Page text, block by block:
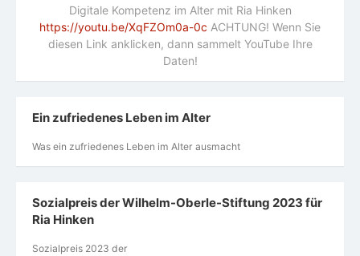
Digitale Kompetenz im Alter mit Ria Hinken
https://youtu.be/XqFZOm0a-0c ACHTUNG! Wenn Sie
diesen Link anklicken, dann sammelt YouTube Ihre
Daten!
Ein zufriedenes Leben im Alter
Was ein zufriedenes Leben im Alter ausmacht
Sozialpreis der Wilhelm-Oberle-Stiftung 2023 für
Ria Hinken
Sozialpreis 2023 der